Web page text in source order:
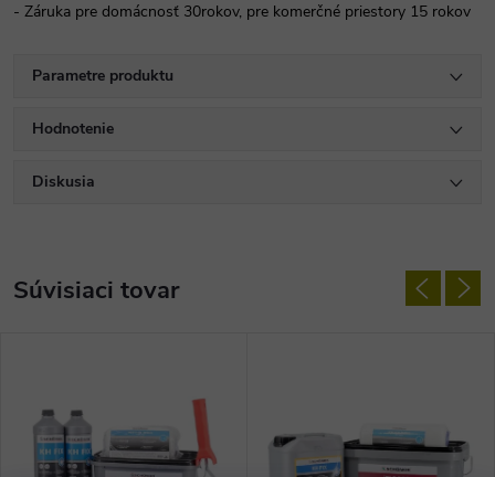
- Záruka pre domácnosť 30rokov, pre komerčné priestory 15 rokov
Parametre produktu
Hodnotenie
Diskusia
Súvisiaci tovar